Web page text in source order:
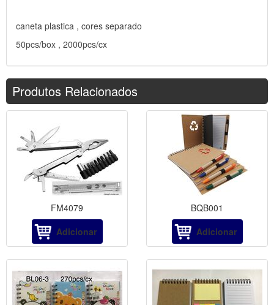
caneta plastica , cores separado
50pcs/box , 2000pcs/cx
Produtos Relacionados
FM4079
Adicionar
BQB001
Adicionar